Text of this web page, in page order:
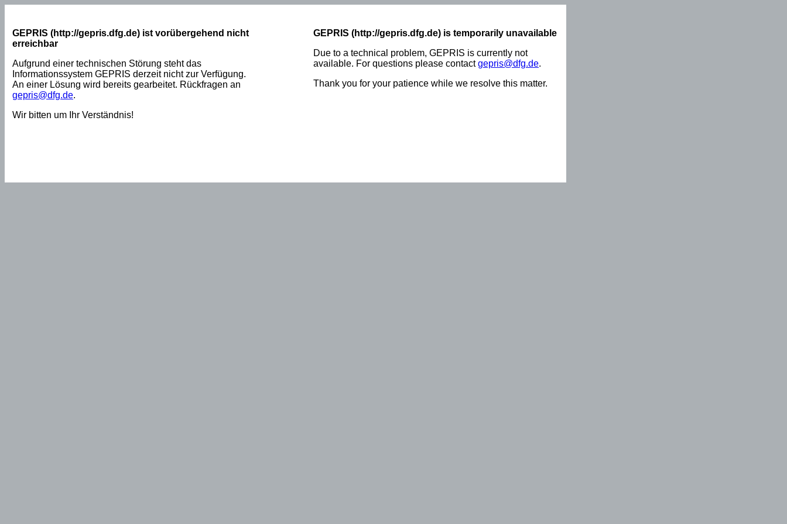
GEPRIS (http://gepris.dfg.de) ist vorübergehend nicht
erreichbar
Aufgrund einer technischen Störung steht das
Informationssystem GEPRIS derzeit nicht zur Verfügung.
An einer Lösung wird bereits gearbeitet. Rückfragen an
gepris@dfg.de.
Wir bitten um Ihr Verständnis!
GEPRIS (http://gepris.dfg.de) is temporarily unavailable
Due to a technical problem, GEPRIS is currently not
available. For questions please contactgepris@dfg.de.
Thank you for your patience while we resolve this matter.